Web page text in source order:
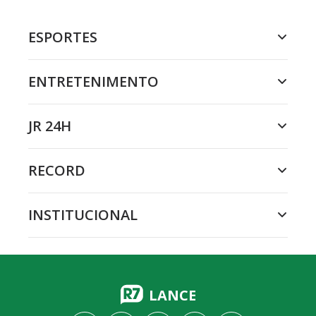
ESPORTES
ENTRETENIMENTO
JR 24H
RECORD
INSTITUCIONAL
LANCE